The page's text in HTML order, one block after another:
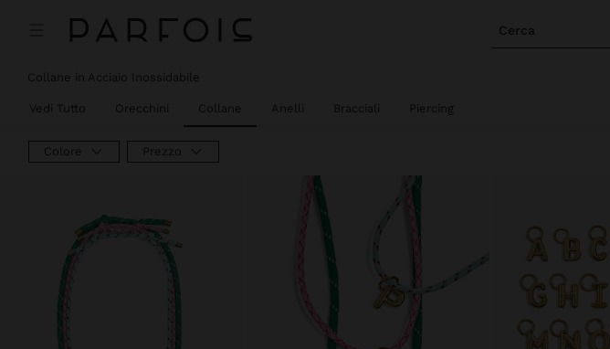
Cerca
Collane in Acciaio Inossidabile
Vedi Tutto Orecchini Collane Anelli Bracciali Piercing
Colore Prezzo